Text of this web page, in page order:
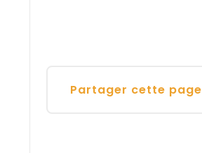
Partager cette page